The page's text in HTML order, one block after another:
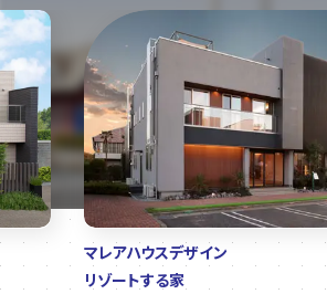
マレアハウスデザイン
リゾートする家